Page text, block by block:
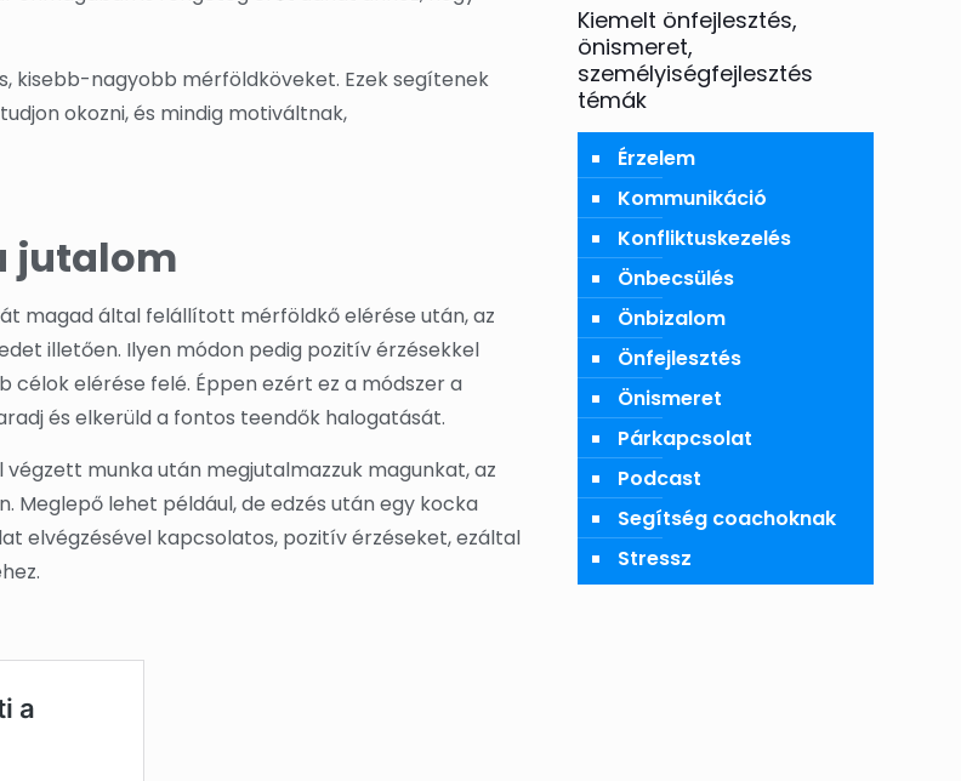
kisebb-nagyobb mérföldköveket. Ezek segítenek
okozni, és mindig motiváltnak,
jutalom
magad által felállított mérföldkő elérése után, az
illetően. Ilyen módon pedig pozitív érzésekkel
elérése felé. Éppen ezért ez a módszer a
és elkerüld a fontos teendők halogatását.
végzett munka után megjutalmazzuk magunkat, az
lehet például, de edzés után egy kocka
elvégzésével kapcsolatos, pozitív érzéseket, ezáltal
Kiemelt önfejlesztés,
önismeret,
személyiségfejlesztés
témák
Érzelem
Kommunikáció
Konfliktuskezelés
Önbecsülés
Önbizalom
Önfejlesztés
Önismeret
Párkapcsolat
Podcast
Segítség coachoknak
Stressz